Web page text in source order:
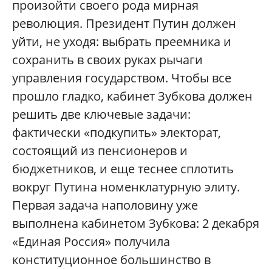
произойти своего рода мирная
революция. Президент Путин должен
уйти, не уходя: выбрать преемника и
сохранить в своих руках рычаги
управления государством. Чтобы все
прошло гладко, кабинет Зубкова должен
решить две ключевые задачи:
фактически «подкупить» электорат,
состоящий из пенсионеров и
бюджетников, и еще теснее сплотить
вокруг Путина номенклатурную элиту.
Первая задача наполовину уже
выполнена кабинетом Зубкова: 2 декабря
«Единая Россия» получила
конституционное большинство в